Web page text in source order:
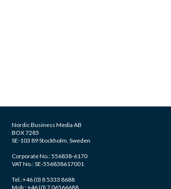
Nordic Business Media AB
BOX 7285
SE-103 89 Stockholm, Sweden
Corporate No.: 556838-6170
VAT No.: SE-556838617001
Tel.:+46 (0) 8 5333 8688
Mob.: +46 (0) 7 06566688